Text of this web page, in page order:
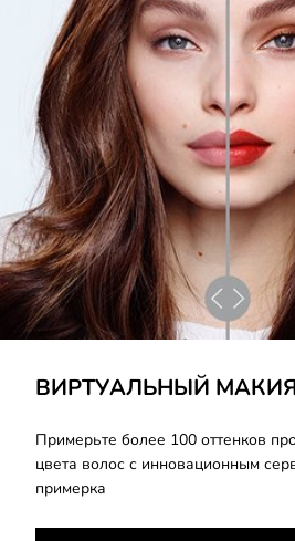
ВИРТУАЛЬНЫЙ
Примерьте более 100 оттенков
цвета волос с инновационным
примерка